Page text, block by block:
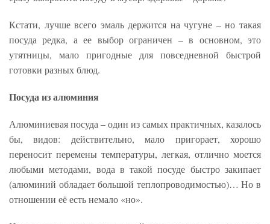
Кстати, лучше всего эмаль держится на чугуне – но такая
посуда редка, а ее выбор ограничен – в основном, это
утятницы, мало пригодные для повседневной быстрой
готовки разных блюд.
Посуда из алюминия
Алюминиевая посуда – один из самых практичных, казалось
бы, видов: действительно, мало пригорает, хорошо
переносит перемены температуры, легкая, отлично моется
любыми методами, вода в такой посуде быстро закипает
(алюминий обладает большой теплопроводимостью)… Но в
отношении её есть немало «но».